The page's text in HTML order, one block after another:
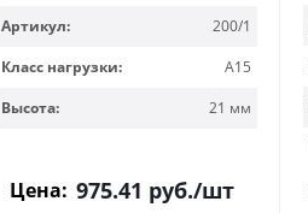
Артикул:
200/1
Класс нагрузки:
A15
Высота:
21 мм
Цена: 975.41 руб./шт